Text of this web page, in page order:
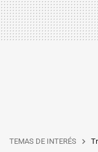
TEMAS DE INTERÉS